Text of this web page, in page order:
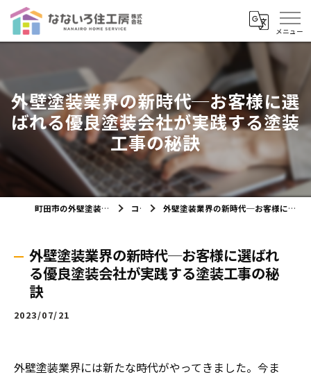
外壁塗装業界の新時代─お客様に選
ばれる優良塗装会社が実践する塗装
工事の秘訣
町田市の外壁塗装ならなないろ住工房株式会社 コラム 外壁塗装業界の新時代─お客様に選ばれる優良塗装会社が実践する塗装工事の秘訣
外壁塗装業界の新時代─お客様に選ばれ
る優良塗装会社が実践する塗装工事の秘
訣
2023/07/21
外壁塗装業界には新たな時代がやってきました。今ま